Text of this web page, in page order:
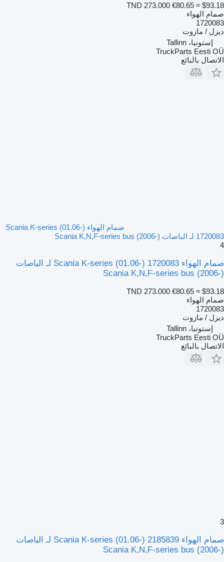
TND 273.000 €80.65 ≈ $93.18
صمام الهواء
1720083
ديزل / مازوت
إستونيا، Tallinn
TruckParts Eesti OÜ
الاتصال بالبائع
صمام الهواء Scania K-series (01.06-)
1720083 لـ الباصات Scania K,N,F-series bus (2006-)
4
صمام الهواء Scania K-series (01.06-) 1720083 لـ الباصات
Scania K,N,F-series bus (2006-)
TND 273.000 €80.65 ≈ $93.18
صمام الهواء
1720083
ديزل / مازوت
إستونيا، Tallinn
TruckParts Eesti OÜ
الاتصال بالبائع
3
صمام الهواء Scania K-series (01.06-) 2185839 لـ الباصات
Scania K,N,F-series bus (2006-)